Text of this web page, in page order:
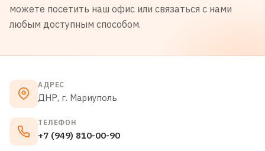
можете посетить наш офис или связаться с нами
любым доступным способом.
АДРЕС
ДНР, г. Мариуполь
ТЕЛЕФОН
+7 (949) 810-00-90